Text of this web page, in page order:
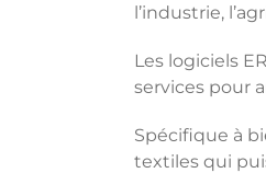
l’industrie,
Les logiciels
services pour
Spécifique à
textiles qui